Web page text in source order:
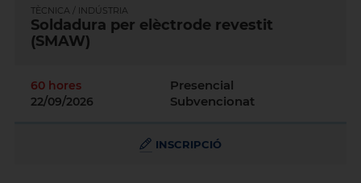
TÈCNICA / INDÚSTRIA
Soldadura per elèctrode revestit
(SMAW)
60 hores
22/09/2026
Presencial
Subvencionat
INSCRIPCIÓ